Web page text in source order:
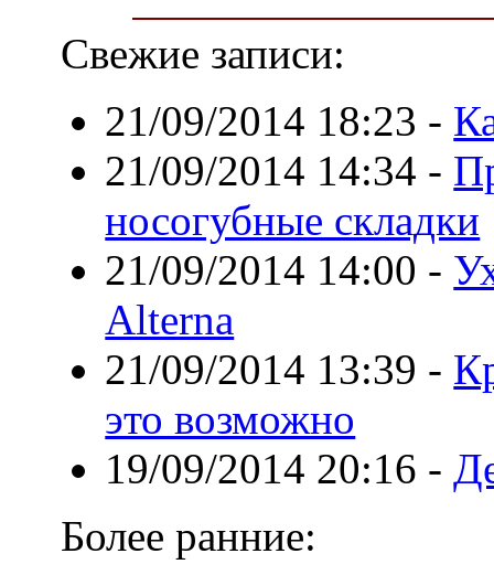
Свежие записи:
21/09/2014 18:23 -
21/09/2014 14:34 -
носогубные складки
21/09/2014 14:00 -
Alterna
21/09/2014 13:39 -
это возможно
19/09/2014 20:16 -
Более ранние: